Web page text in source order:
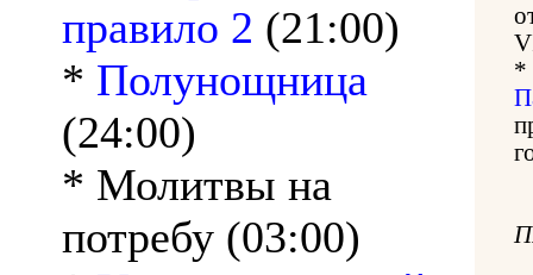
правило 2 (21:00)
* Полунощница
(24:00)
* Молитвы на
потребу (03:00)
*